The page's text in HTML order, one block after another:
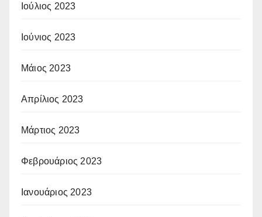
Ιούλιος 2023
Ιούνιος 2023
Μάιος 2023
Απρίλιος 2023
Μάρτιος 2023
Φεβρουάριος 2023
Ιανουάριος 2023